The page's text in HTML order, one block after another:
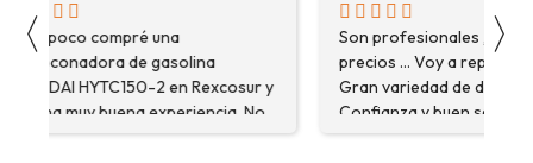
〈
Hace poco compré una
destoconadora de gasolina
HYUNDAI HYTC150-2 en Rexcosur y
fue una muy buena experiencia. No
solo me encontré el producto que
Son profesionales ,
precios ... Voy a repetir
Gran variedad de
Confianza y buen servicio.
〉